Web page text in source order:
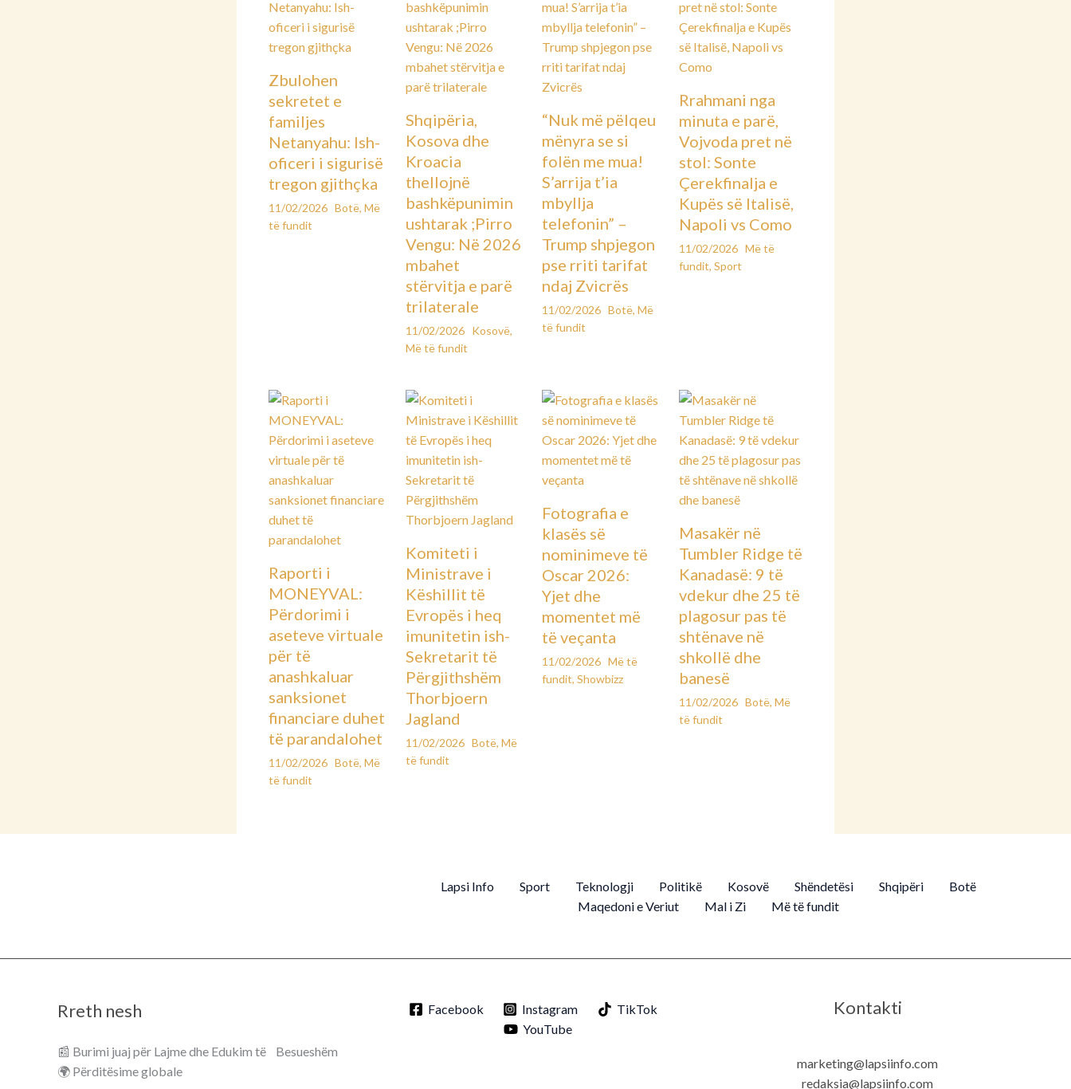
Zbulohen
sekretet e
familjes
Netanyahu: Ish-
oficeri i sigurisë
tregon gjithçka
11/02/2026 Botë, Më
të fundit
Shqipëria,
Kosova dhe
Kroacia
thellojnë
bashkëpunimin
ushtarak ;Pirro
Vengu: Në 2026
mbahet
stërvitja e parë
trilaterale
11/02/2026 Kosovë,
Më të fundit
“Nuk më pëlqeu
mënyra se si
folën me mua!
S’arrija t’ia
mbyllja
telefonin” –
Trump shpjegon
pse rriti tarifat
ndaj Zvicrës
11/02/2026 Botë,Më
të fundit
Rrahmani nga
minuta e parë,
Vojvoda pret në
stol: Sonte
Çerekfinalja e
Kupës së Italisë,
Napoli vs Como
11/02/2026 Më të
fundit, Sport
Raporti i
MONEYVAL:
Përdorimi i
aseteve virtuale
për të
anashkaluar
sanksionet
financiare duhet
të parandalohet
11/02/2026 Botë, Më
të fundit
Komiteti i
Ministrave i
Këshillit të
Evropës i heq
imunitetin ish-
Sekretarit të
Përgjithshëm
Thorbjoern
Jagland
11/02/2026 Botë, Më
të fundit
Fotografia e
klasës së
nominimeve të
Oscar 2026:
Yjet dhe
momentet më
të veçanta
11/02/2026 Më të
fundit,Showbizz
Masakër në
Tumbler Ridge të
Kanadasë: 9 të
vdekur dhe 25 të
plagosur pas të
shtënave në
shkollë dhe
banesë
11/02/2026 Botë, Më
të fundit
Lapsi Info Sport Teknologji Politikë Kosovë Shëndetësi Shqipëri
Botë
Maqedoni e Veriut
Mal i Zi Më të fundit
Rreth nesh
📰 Burimi juaj për Lajme dhe Edukim të Besueshëm
🌍 Përditësime globale
Facebook Instagram
TikTok
YouTube
Kontakti
marketing@lapsiinfo.com
redaksia@lapsiinfo.com